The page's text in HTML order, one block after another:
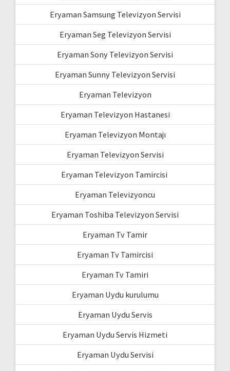
Eryaman Samsung Televizyon Servisi
Eryaman Seg Televizyon Servisi
Eryaman Sony Televizyon Servisi
Eryaman Sunny Televizyon Servisi
Eryaman Televizyon
Eryaman Televizyon Hastanesi
Eryaman Televizyon Montajı
Eryaman Televizyon Servisi
Eryaman Televizyon Tamircisi
Eryaman Televizyoncu
Eryaman Toshiba Televizyon Servisi
Eryaman Tv Tamir
Eryaman Tv Tamircisi
Eryaman Tv Tamiri
Eryaman Uydu kurulumu
Eryaman Uydu Servis
Eryaman Uydu Servis Hizmeti
Eryaman Uydu Servisi